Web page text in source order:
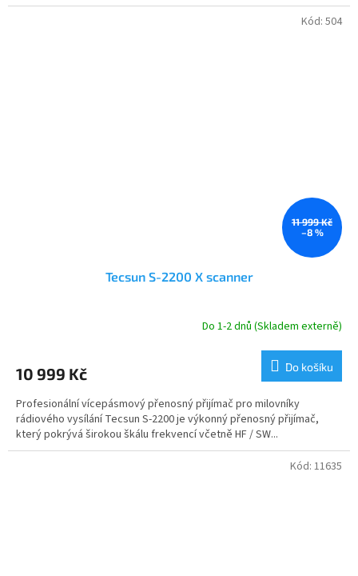
11 999 Kč
–8 %
Tecsun S-2200 X scanner
je
z
5
hvězdiček.
Do 1-2 dnů (Skladem externě)
10 999 Kč Do košíku
Profesionální vícepásmový přenosný přijímač pro milovníky
rádiového vysílání Tecsun S-2200 je výkonný přenosný přijímač,
který pokrývá širokou škálu frekvencí včetně HF / SW...
Kód: 504
Kód: 11635